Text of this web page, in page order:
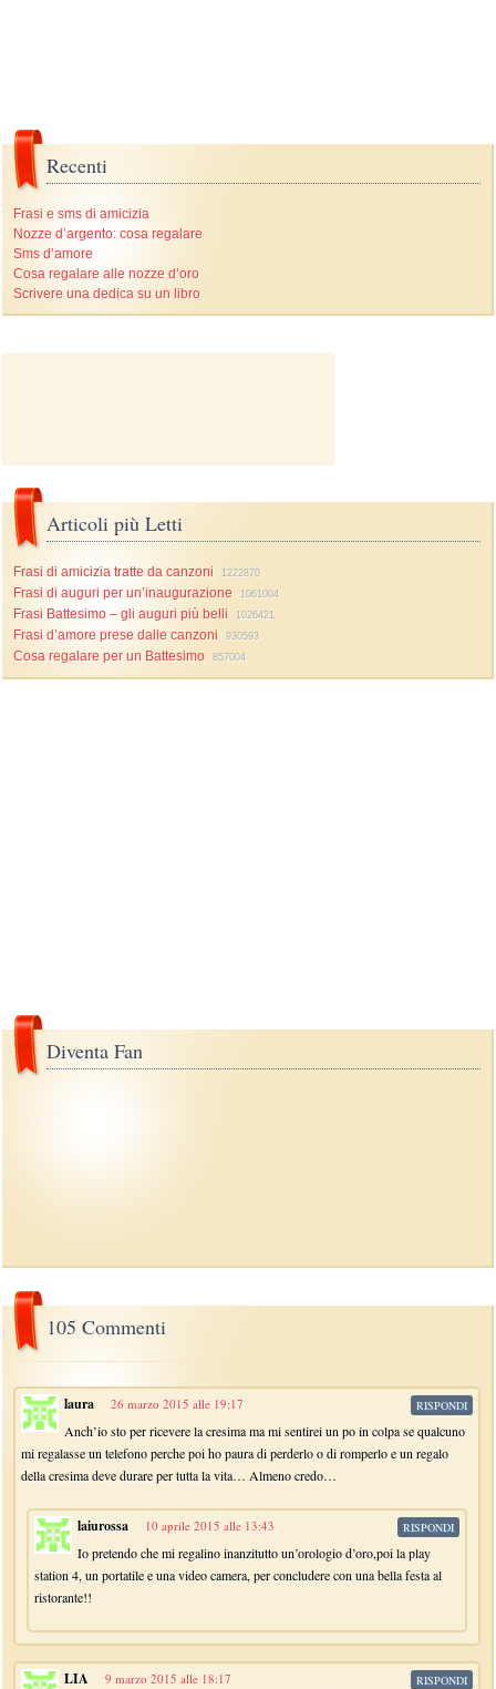
Recenti
Frasi e sms di amicizia
Nozze d’argento: cosa regalare
Sms d’amore
Cosa regalare alle nozze d’oro
Scrivere una dedica su un libro
Articoli più Letti
Frasi di amicizia tratte da canzoni 1222870
Frasi di auguri per un’inaugurazione 1061004
Frasi Battesimo – gli auguri più belli 1026421
Frasi d’amore prese dalle canzoni 930593
Cosa regalare per un Battesimo 857004
Diventa Fan
105 Commenti
laura 26 marzo 2015 alle 19:17
Anch’io sto per ricevere la cresima ma mi sentirei un po in colpa se qualcuno
mi regalasse un telefono perche poi ho paura di perderlo o di romperlo e un regalo
della cresima deve durare per tutta la vita… Almeno credo…
RISPONDI
laiurossa 10 aprile 2015 alle 13:43
Io pretendo che mi regalino inanzitutto un’orologio d’oro,poi la play
station 4, un portatile e una video camera, per concludere con una bella festa al
ristorante!!
RISPONDI
LIA 9 marzo 2015 alle 18:17 RISPONDI